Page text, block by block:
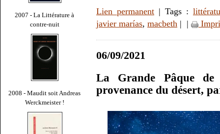
2007 - La Littérature à
contre-nuit
2008 - Maudit soit Andreas
Werckmeister !
Lien permanent | Tags :
javier marías, macbeth | |
06/09/2021
La Grande Pâque
provenance du désert,